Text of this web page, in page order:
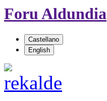
Foru Aldundia